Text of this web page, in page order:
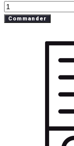
Commander